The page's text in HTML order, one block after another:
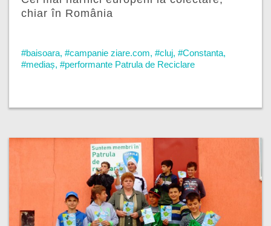
chiar în România
#baisoara, #campanie ziare.com, #cluj, #Constanta,
#mediaș, #performante Patrula de Reciclare